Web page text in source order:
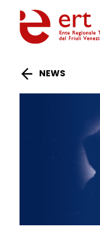
Skip to content
NEWS